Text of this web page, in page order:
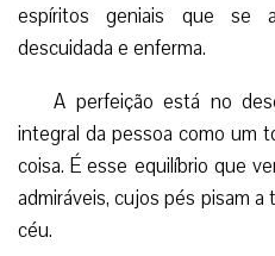
espíritos geniais que se
descuidada e enferma.
A perfeição está no
integral da pessoa como um
coisa. É esse equilíbrio que
admiráveis, cujos pés pisam a
céu.